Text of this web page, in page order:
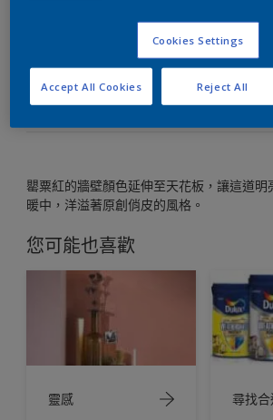
罌粟紅的牆壁顏色延伸至天花板，讓這道明
暖中，洋溢著原創俏皮的風格。
您可能也喜歡
靈感 尋找
Cookies Settings
Reject All
Accept All Cookies